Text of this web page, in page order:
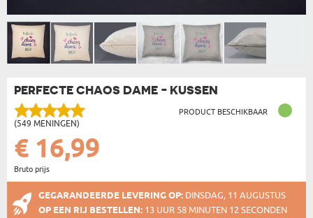
PERFECTE CHAOS DAME - KUSSEN
(549 MENINGEN)
PRODUCT BESCHIKBAAR
€ 16,99
Bruto prijs
GEGARANDEERDE LEVERING OP: DINSDAG, 11 AUGUSTUS
OP EEN RIJ BESTELLEN: 13 UUR 58 MINUTEN 12 SECONDEN